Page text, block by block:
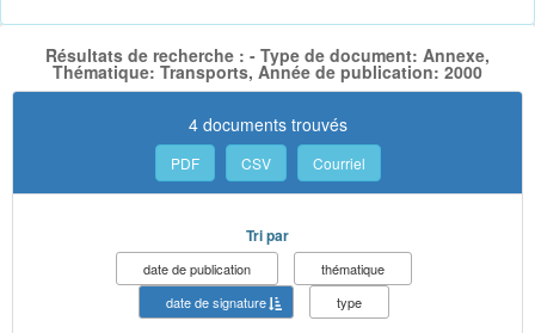
Résultats de recherche : - Type de document: Annexe,
Thématique: Transports, Année de publication: 2000
4 documents trouvés
PDF CSV Courriel
Tri par
date de publication
thématique
date de signature
type